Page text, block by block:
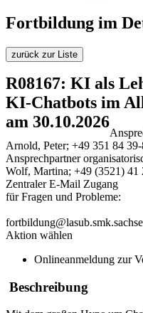
Fortbildung im
zurück zur Liste
R08167: KI als
KI-Chatbots im
am 30.10.2026
Arnold, Peter; +49 351 84 39-
Ansprechpartner
Wolf, Martina; +49 (3521) 41
Zentraler E-Mail Zugang
für Fragen und Probleme:
Aktion wählen
Onlineanmeldung zur
Beschreibung